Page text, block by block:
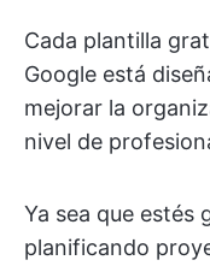
Cada plantilla
Google está
mejorar la
nivel de
Ya sea que estés
planificando